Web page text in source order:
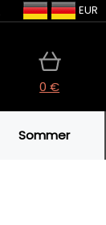
EUR
0 €
Sommer